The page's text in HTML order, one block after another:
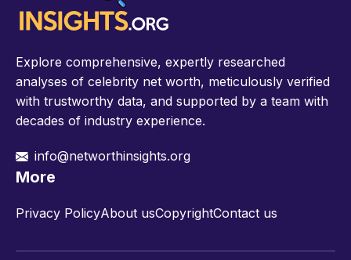
Explore comprehensive, expertly researched
analyses of celebrity net worth, meticulously verified
with trustworthy data, and supported by a team with
decades of industry experience.
info@networthinsights.org
More
Privacy PolicyAbout usCopyrightContact us